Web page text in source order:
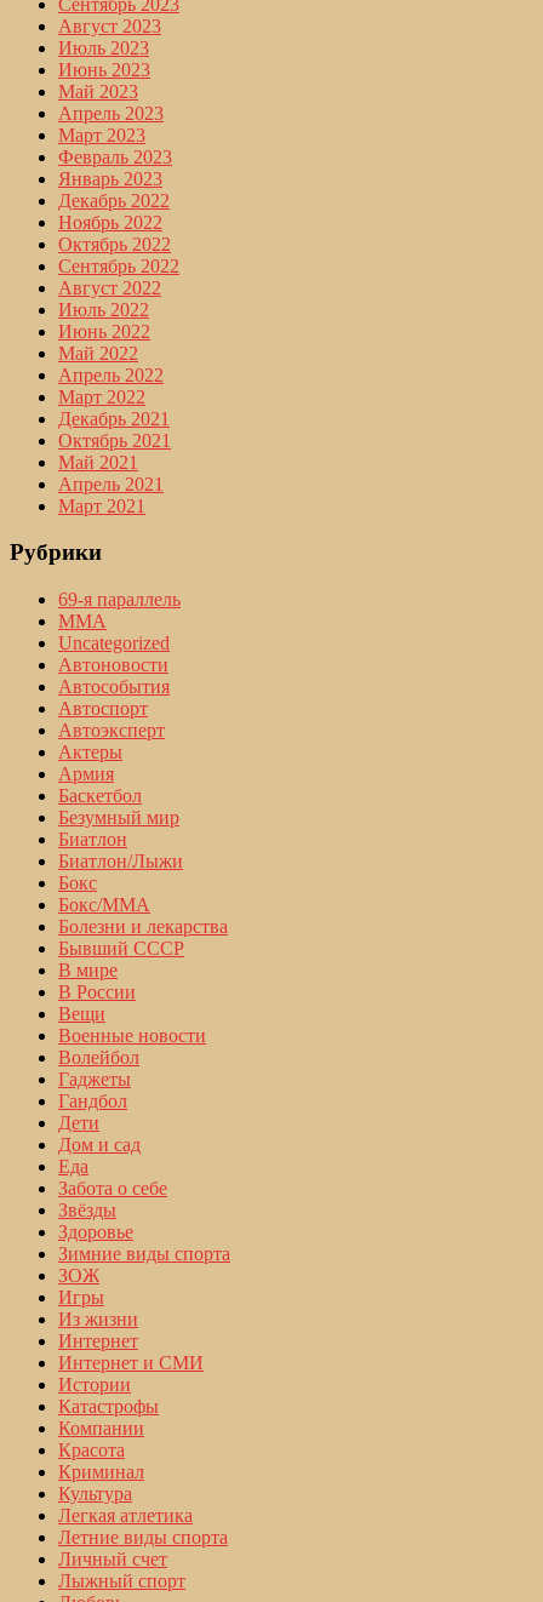
Август 2023
Июль 2023
Июнь 2023
Май 2023
Апрель 2023
Март 2023
Февраль 2023
Январь 2023
Декабрь 2022
Ноябрь 2022
Октябрь 2022
Сентябрь 2022
Август 2022
Июль 2022
Июнь 2022
Май 2022
Апрель 2022
Март 2022
Декабрь 2021
Октябрь 2021
Май 2021
Апрель 2021
Март 2021
Рубрики
69-я параллель
MMA
Uncategorized
Автоновости
Автособытия
Автоспорт
Автоэксперт
Актеры
Армия
Баскетбол
Безумный мир
Биатлон
Биатлон/Лыжи
Бокс
Бокс/MMA
Болезни и лекарства
Бывший СССР
В мире
В России
Вещи
Военные новости
Волейбол
Гаджеты
Гандбол
Дети
Дом и сад
Еда
Забота о себе
Звёзды
Здоровье
Зимние виды спорта
ЗОЖ
Игры
Из жизни
Интернет
Интернет и СМИ
Истории
Катастрофы
Компании
Красота
Криминал
Культура
Легкая атлетика
Летние виды спорта
Личный счет
Лыжный спорт